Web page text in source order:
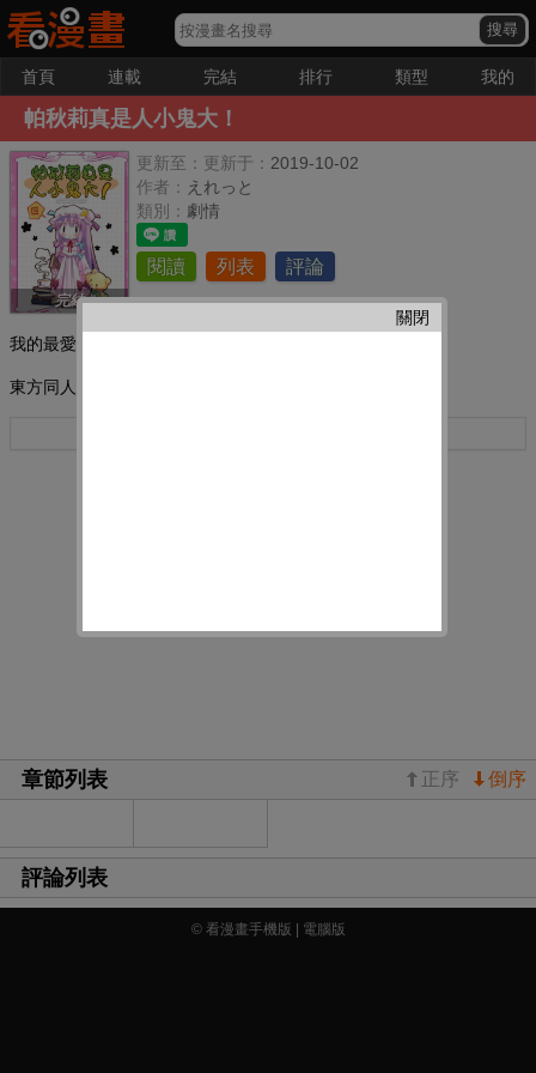
首頁 連載 完結 排行 類型 我的
帕秋莉真是人小鬼大！
完結
更新至： 更新于： 2019-10-02
作者： えれっと
類別： 劇情
閱讀 列表 評論
我的最愛：
東方同人漫畫
章節列表 倒序
正序
評論列表
關閉
© 看漫畫手機版 | 電腦版